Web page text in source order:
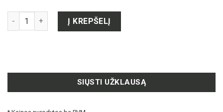
produkto kiekis: GUMINIS ANTGALIS
Į KREPŠELĮ
SIŲSTI UŽKLAUSĄ